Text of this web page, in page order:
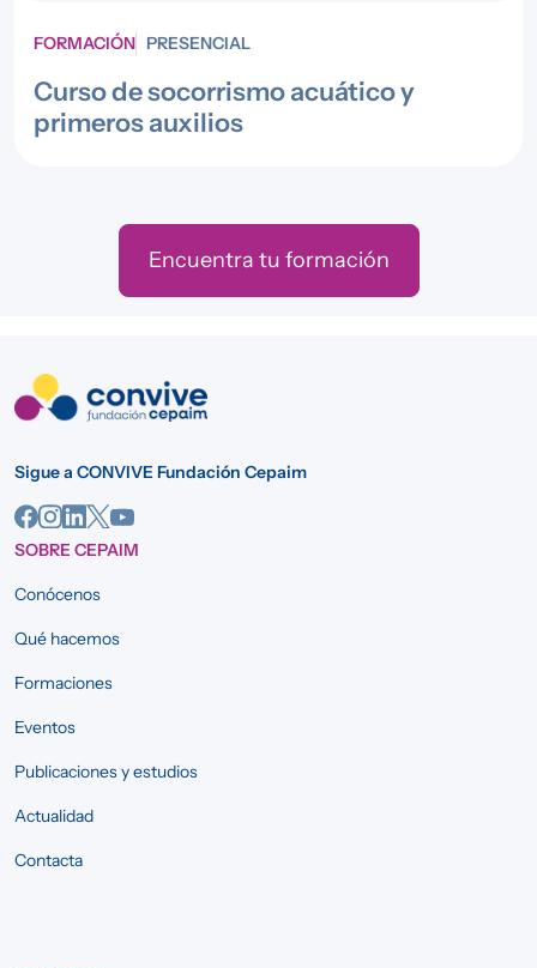
FORMACIÓN PRESENCIAL
Curso de socorrismo acuático y
primeros auxilios
Encuentra tu formación
Sigue a CONVIVE Fundación Cepaim
SOBRE CEPAIM
Conócenos
Qué hacemos
Formaciones
Eventos
Publicaciones y estudios
Actualidad
Contacta